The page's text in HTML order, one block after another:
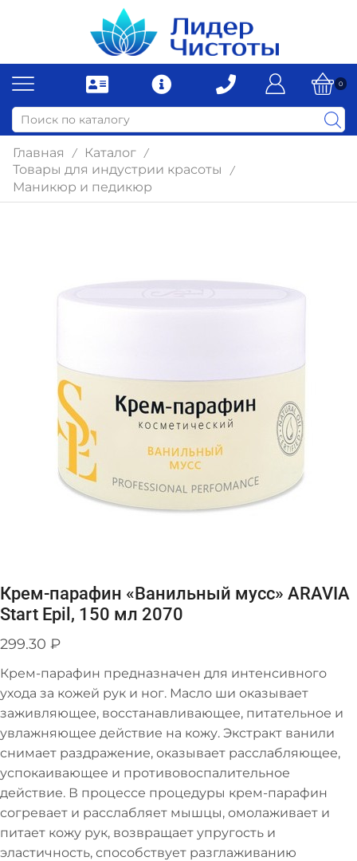
0
Главная / Каталог /
Товары для индустрии красоты /
Маникюр и педикюр
Крем-парафин «Ванильный мусс» ARAVIA
Start Epil, 150 мл 2070
299.30 ₽
Крем-парафин предназначен для интенсивного
ухода за кожей рук и ног. Масло ши оказывает
заживляющее, восстанавливающее, питательное и
увлажняющее действие на кожу. Экстракт ванили
снимает раздражение, оказывает расслабляющее,
успокаивающее и противовоспалительное
действие. В процессе процедуры крем-парафин
согревает и расслабляет мышцы, омолаживает и
питает кожу рук, возвращает упругость и
эластичность, способствует разглаживанию